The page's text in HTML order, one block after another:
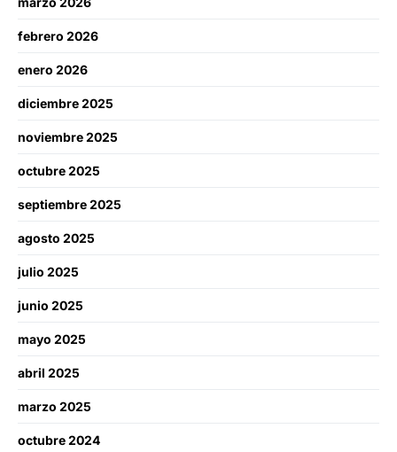
febrero 2026
enero 2026
diciembre 2025
noviembre 2025
octubre 2025
septiembre 2025
agosto 2025
julio 2025
junio 2025
mayo 2025
abril 2025
marzo 2025
octubre 2024